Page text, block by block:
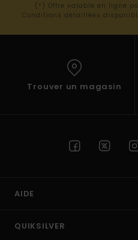
(*) Offre valable en ligne
Conditions détaillées
Trouver un magasin
AIDE
QUIKSILVER